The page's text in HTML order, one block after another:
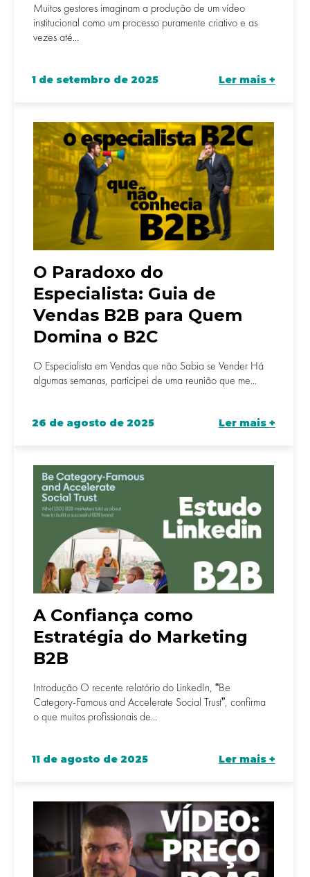
Muitos gestores imaginam a produção de um vídeo
institucional como um processo puramente criativo e as
vezes até...
1 de setembro de 2025 Ler mais +
O Paradoxo do
Especialista: Guia de
Vendas B2B para Quem
Domina o B2C
O Especialista em Vendas que não Sabia se Vender Há
algumas semanas, participei de uma reunião que me...
26 de agosto de 2025 Ler mais +
A Confiança como
Estratégia do Marketing
B2B
Introdução O recente relatório do LinkedIn, “Be
Category-Famous and Accelerate Social Trust”, confirma
o que muitos profissionais de...
11 de agosto de 2025 Ler mais +